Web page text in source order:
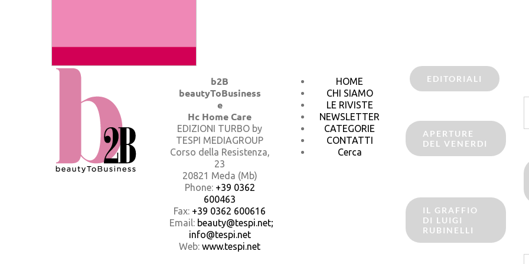
b2B
beautyToBusiness
e
Hc Home Care
EDIZIONI TURBO by
TESPI MEDIAGROUP
Corso della Resistenza,
23
20821 Meda (Mb)
Phone: +39 0362
600463
Fax: +39 0362 600616
Email: beauty@tespi.net;
info@tespi.net
Web: www.tespi.net
HOME
CHI SIAMO
LE RIVISTE
NEWSLETTER
CATEGORIE
CONTATTI
Cerca
EDITORIALI
APERTURE
DEL VENERDI
IL GRAFFIO
DI LUIGI
RUBINELLI